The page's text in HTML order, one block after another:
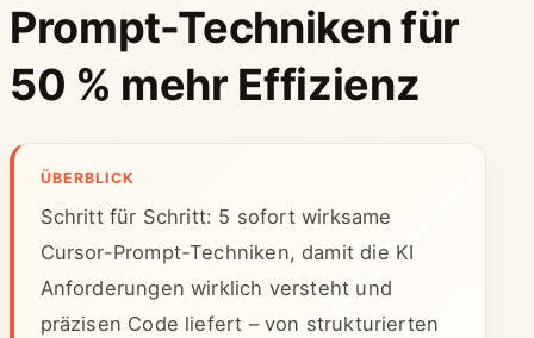
Prompt-Techniken für
50 % mehr Effizienz
ÜBERBLICK
Schritt für Schritt: 5 sofort wirksame
Cursor-Prompt-Techniken, damit die KI
Anforderungen wirklich versteht und
präzisen Code liefert – von strukturierten